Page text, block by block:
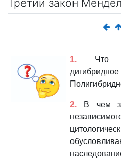
1.
Что
2.
В чем